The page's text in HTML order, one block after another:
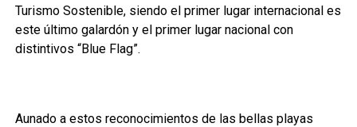
Turismo Sostenible, siendo el primer lugar internacional es
este último galardón y el primer lugar nacional con
distintivos “Blue Flag”.
Aunado a estos reconocimientos de las bellas playas